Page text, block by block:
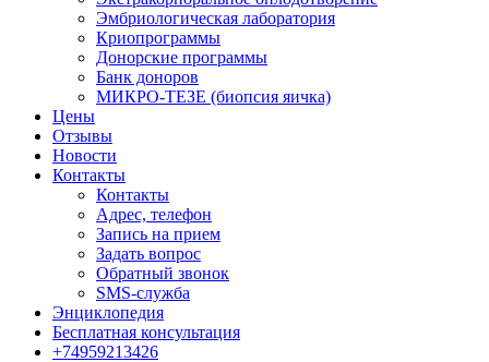
Эмбриологическая лаборатория
Криопрограммы
Донорские программы
Банк доноров
МИКРО-ТЕЗЕ (биопсия яичка)
Цены
Отзывы
Новости
Контакты
Контакты
Адрес, телефон
Запись на прием
Задать вопрос
Обратный звонок
SMS-служба
Энциклопедия
Бесплатная консультация
+74959213426